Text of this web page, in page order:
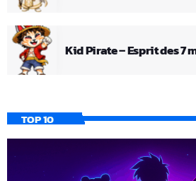
Kid Pirate – Esprit des 7
TOP 10